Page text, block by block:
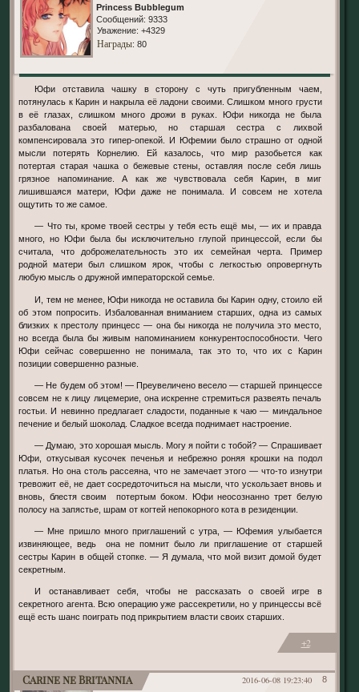
Princess Bubblegum
Сообщений: 9333
Уважение: +4329
Награды: 80
Юфи отставила чашку в сторону с чуть пригубленным чаем,
потянулась к Карин и накрыла её ладони своими. Слишком много грусти
в её глазах, слишком много дрожи в руках. Юфи никогда не была
разбалована своей матерью, но старшая сестра с лихвой
компенсировала это гипер-опекой. И Юфемии было страшно от одной
мысли потерять Корнелию. Ей казалось, что мир разобьется как
потертая старая чашка о бежевые стены, оставляя после себя лишь
грязное напоминание. А как же чувствовала себя Карин, в миг
лишившаяся матери, Юфи даже не понимала. И совсем не хотела
ощутить то же самое.
— Что ты, кроме твоей сестры у тебя есть ещё мы, — их и правда
много, но Юфи была бы исключительно глупой принцессой, если бы
считала, что доброжелательность это их семейная черта. Пример
родной матери был слишком ярок, чтобы с легкостью опровергнуть
любую мысль о дружной императорской семье.
И, тем не менее, Юфи никогда не оставила бы Карин одну, стоило ей
об этом попросить. Избалованная вниманием старших, одна из самых
близких к престолу принцесс — она бы никогда не получила это место,
но всегда была бы живым напоминанием конкурентоспособности. Чего
Юфи сейчас совершенно не понимала, так это то, что их с Карин
позиции совершенно разные.
— Не будем об этом! — Преувеличено весело — старшей принцессе
совсем не к лицу лицемерие, она искренне стремиться развеять печаль
гостьи. И невинно предлагает сладости, поданные к чаю — миндальное
печение и белый шоколад. Сладкое всегда поднимает настроение.
— Думаю, это хорошая мысль. Могу я пойти с тобой? — Спрашивает
Юфи, откусывая кусочек печенья и небрежно роняя крошки на подол
платья. Но она столь рассеяна, что не замечает этого — что-то изнутри
тревожит её, не дает сосредоточиться на мысли, что ускользает вновь и
вновь, блестя своим потертым боком. Юфи неосознанно трет белую
полосу на запястье, шрам от когтей непокорного кота в резиденции.
— Мне пришло много приглашений с утра, — Юфемия улыбается
извиняющее, ведь она не помнит было ли приглашение от старшей
сестры Карин в общей стопке. — Я думала, что мой визит домой будет
секретным.
И останавливает себя, чтобы не рассказать о своей игре в
секретного агента. Всю операцию уже рассекретили, но у принцессы всё
ещё есть шанс поиграть под прикрытием власти своих старших.
+2
8
2016-06-08 19:23:40
Carine ne Britannia